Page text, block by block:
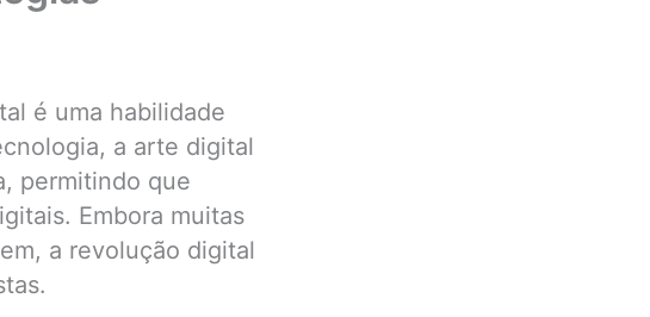
é uma habilidade
a arte digital
permitindo que
Embora muitas
a revolução digital